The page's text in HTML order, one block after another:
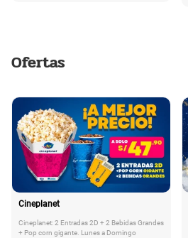
Ofertas
Cineplanet
Cineplanet: 2 Entradas 2D + 2 Bebidas Grandes
+ Pop corn gigante. Lunes a Domingo